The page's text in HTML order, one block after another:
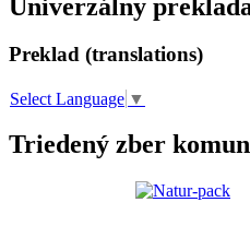
Univerzálny
Preklad (translations)
Select Language ▼
Triedený zber